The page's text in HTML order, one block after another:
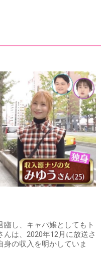
臨し、キャバ嬢としてもト
は、2020年12月に放送さ
の収入を明かしていま